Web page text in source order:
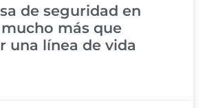
de seguridad en
más que
una línea de vida